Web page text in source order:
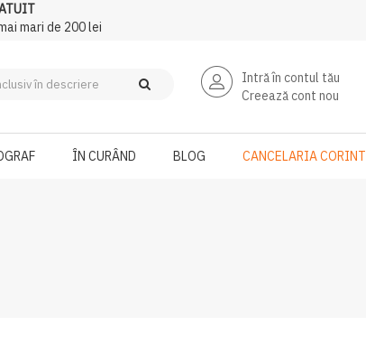
mari de 200 lei
Intră în contul tău
Creează cont nou
ÎN CURÂND BLOG CANCELARIA CORINT